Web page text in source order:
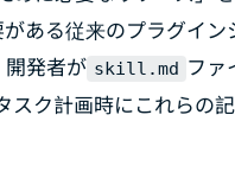
ある従来のプラグイン
発者が skill.md ファ
ク計画時にこれらの